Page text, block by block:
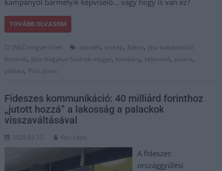
kampányol bármelyik képviselő… vagy hogy is van ez?
TOVÁBB OLVASOM
JNSZ megyei hírek ajándék, arckép, fidesz, jász kolbásztöltő
fesztivál, Jász-Nagykun Szolnok megye, kampány, képviselő, palack,
pálinka, Pócs János
Fideszes kommunikáció: 40 milliárd forinthoz
„jutott hozzá” a lakosság a palackok
visszaváltásával
2025.02.13. Kiss Lajos
A fideszes
országgyűlési